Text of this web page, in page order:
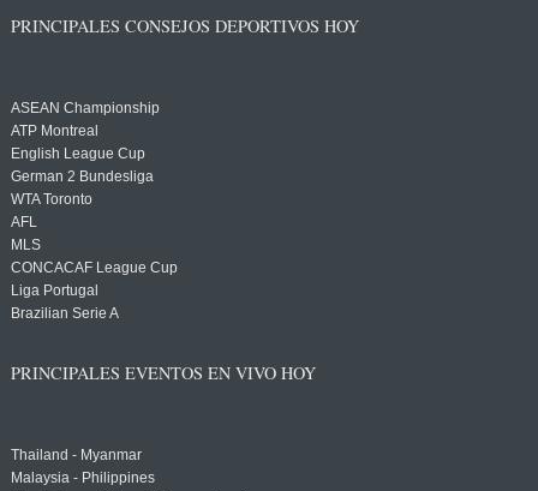
PRINCIPALES CONSEJOS DEPORTIVOS HOY
ASEAN Championship
ATP Montreal
English League Cup
German 2 Bundesliga
WTA Toronto
AFL
MLS
CONCACAF League Cup
Liga Portugal
Brazilian Serie A
PRINCIPALES EVENTOS EN VIVO HOY
Thailand - Myanmar
Malaysia - Philippines